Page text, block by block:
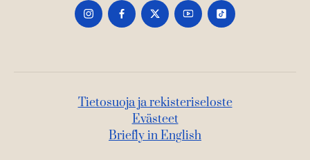
Tietosuoja ja rekisteriseloste
Evästeet
Briefly in English